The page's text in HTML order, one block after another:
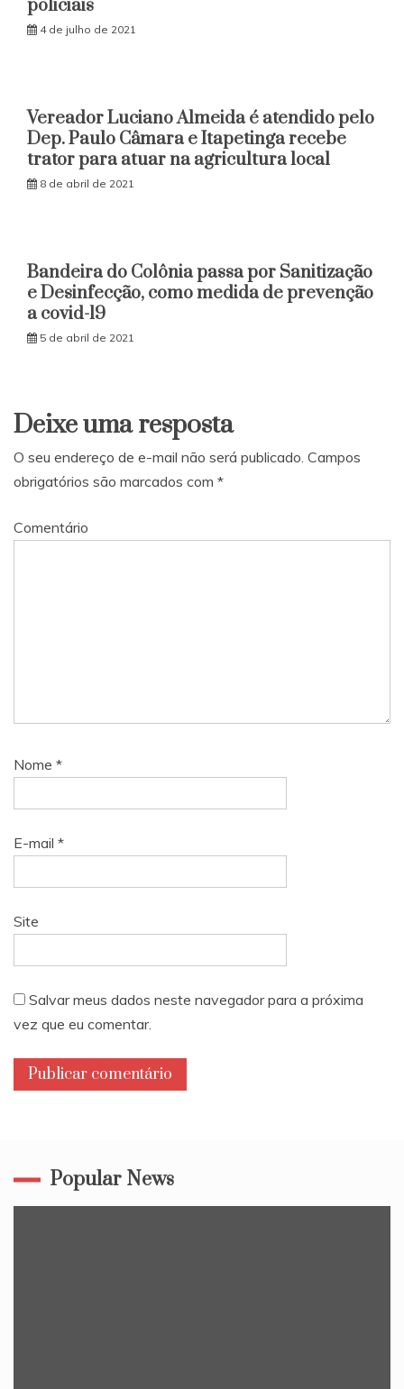
policiais
4 de julho de 2021
Vereador Luciano Almeida é atendido pelo
Dep. Paulo Câmara e Itapetinga recebe
trator para atuar na agricultura local
8 de abril de 2021
Bandeira do Colônia passa por Sanitização
e Desinfecção, como medida de prevenção
a covid-19
5 de abril de 2021
Deixe uma resposta
O seu endereço de e-mail não será publicado. Campos
obrigatórios são marcados com *
Comentário
Nome *
E-mail *
Site
Salvar meus dados neste navegador para a próxima
vez que eu comentar.
Popular News